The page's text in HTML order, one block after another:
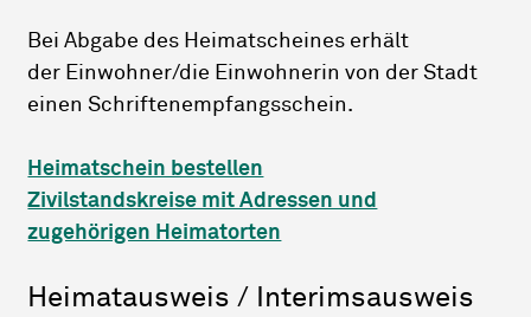
Bei Abgabe des Heimatscheines erhält
der Einwohner/die Einwohnerin von der Stadt
einen Schriftenempfangsschein.
Heimatschein bestellen
Zivilstandskreise mit Adressen und
zugehörigen Heimatorten
Heimatausweis / Interimsausweis